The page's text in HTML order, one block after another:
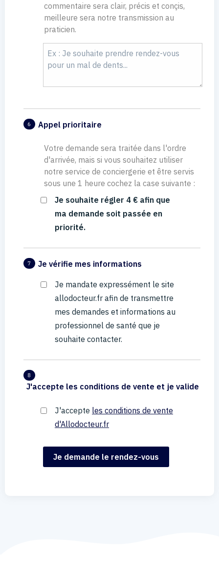
commentaire sera clair, précis et conçis,
meilleure sera notre transmission au
praticien.
6 Appel prioritaire
Votre demande sera traitée dans l'ordre
d'arrivée, mais si vous souhaitez utiliser
notre service de conciergerie et être servis
sous une 1 heure cochez la case suivante :
Je souhaite régler 4 € afin que
ma demande soit passée en
priorité.
7 Je vérifie mes informations
Je mandate expressément le site
allodocteur.fr afin de transmettre
mes demandes et informations au
professionnel de santé que je
souhaite contacter.
8
J'accepte les conditions de vente et je valide
J'accepte les conditions de vente
d'Allodocteur.fr